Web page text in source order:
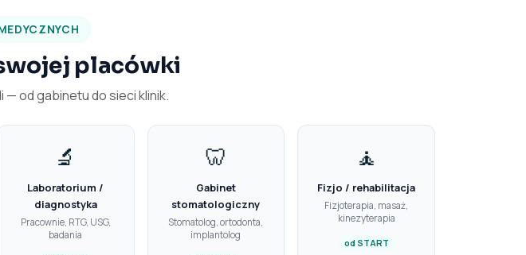
placówki
— od gabinetu do sieci klinik.
🔬
Laboratorium /
diagnostyka
Pracownie, RTG, USG,
badania
🦷
Gabinet
stomatologiczny
Stomatolog, ortodonta,
implantolog
🧘
Fizjo / rehabilitacja
Fizjoterapia, masaż,
kinezyterapia
od START